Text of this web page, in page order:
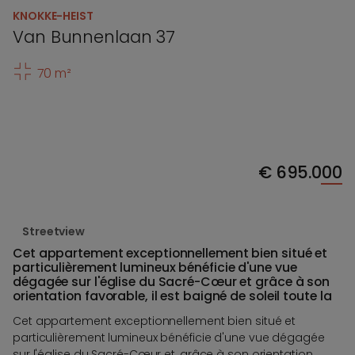
KNOKKE-HEIST
Van Bunnenlaan 37
70 m²
€695.000
Streetview
Cet appartement exceptionnellement bien situé et
particulièrement lumineux bénéficie d'une vue
dégagée sur l'église du Sacré-Cœur et grâce à son
orientation favorable, il est baigné de soleil toute la
Cet appartement exceptionnellement bien situé et
particulièrement lumineux bénéficie d'une vue dégagée